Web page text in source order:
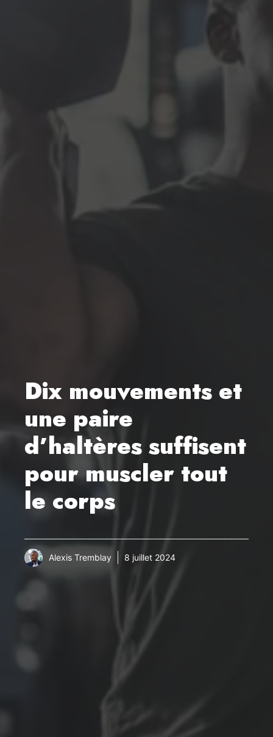
Dix mouvements et
une paire
d’haltères suffisent
pour muscler tout
le corps
Alexis Tremblay 8 juillet 2024